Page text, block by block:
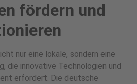
fördern und
nur eine lokale, sondern eine
die innovative Technologien und
erfordert. Die deutsche